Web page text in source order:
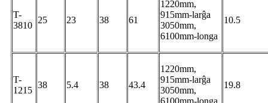
T-
3810
25 23 38 61
1220mm,
915mm-larĝa
3050mm,
6100mm-longa
10.5
T-
1215
38 5.4 38 43.4
1220mm,
915mm-larĝa
3050mm,
6100mm-longa
19.8